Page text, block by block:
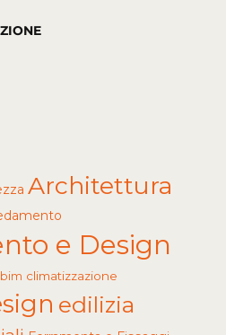
Architettura
e Design
bim climatizzazione
edilizia